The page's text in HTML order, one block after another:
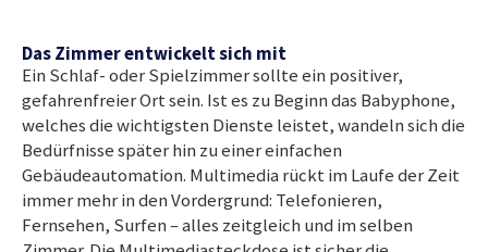
Das Zimmer entwickelt sich mit
Ein Schlaf- oder Spielzimmer sollte ein positiver,
gefahrenfreier Ort sein. Ist es zu Beginn das Babyphone,
welches die wichtigsten Dienste leistet, wandeln sich die
Bedürfnisse später hin zu einer einfachen
Gebäudeautomation. Multimedia rückt im Laufe der Zeit
immer mehr in den Vordergrund: Telefonieren,
Fernsehen, Surfen – alles zeitgleich und im selben